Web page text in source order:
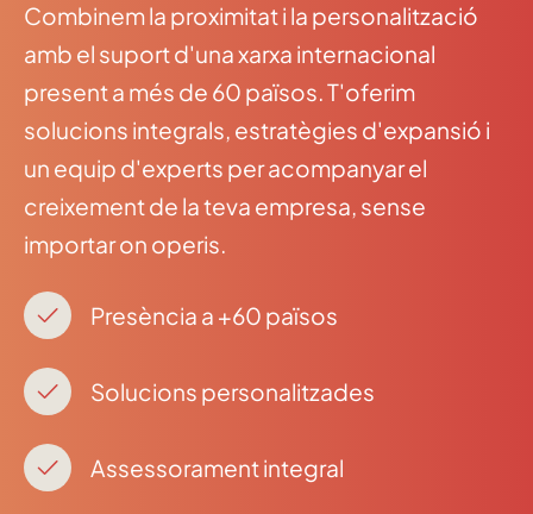
Combinem la proximitat i la personalització
amb el suport d'una xarxa internacional
present a més de 60 països. T'oferim
solucions integrals, estratègies d'expansió i
un equip d'experts per acompanyar el
creixement de la teva empresa, sense
importar on operis.
Presència a +60 països
Solucions personalitzades
Assessorament integral